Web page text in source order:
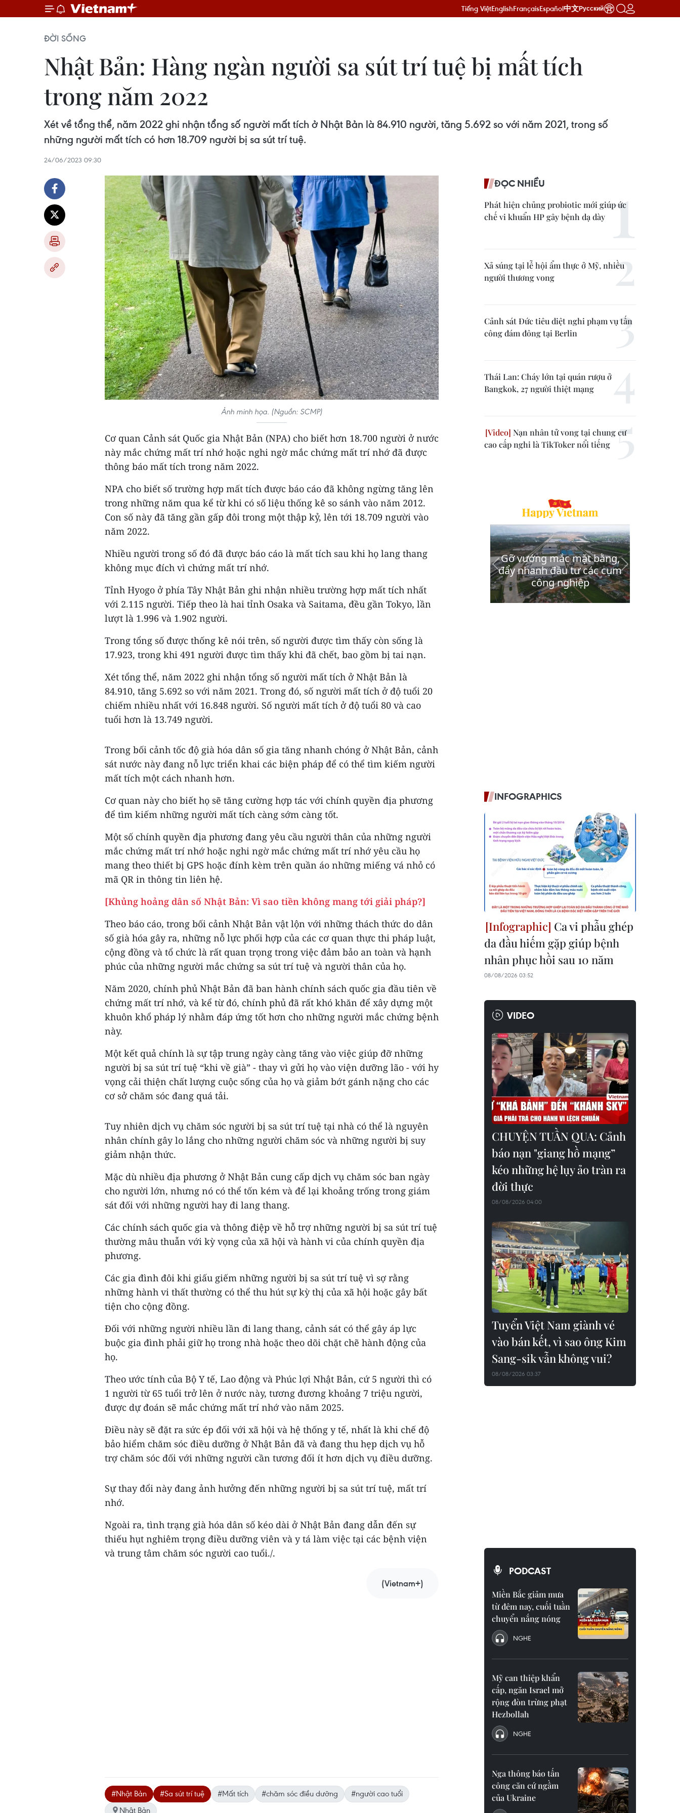
Tiếng ViệtEnglishFrançaisEspañol中文Русский
ĐỜI SỐNG
Nhật Bản: Hàng ngàn người sa sút trí tuệ bị mất tích
trong năm 2022
Xét về tổng thể, năm 2022 ghi nhận tổng số người mất tích ở Nhật Bản là 84.910 người, tăng 5.692 so với năm 2021, trong số
những người mất tích có hơn 18.709 người bị sa sút trí tuệ.
24/06/2023 09:30
Ảnh minh họa. (Nguồn: SCMP)
Cơ quan Cảnh sát Quốc gia Nhật Bản (NPA) cho biết hơn 18.700 người ở nước
này mắc chứng mất trí nhớ hoặc nghi ngờ mắc chứng mất trí nhớ đã được
thông báo mất tích trong năm 2022.
NPA cho biết số trường hợp mất tích được báo cáo đã không ngừng tăng lên
trong những năm qua kể từ khi có số liệu thống kê so sánh vào năm 2012.
Con số này đã tăng gần gấp đôi trong một thập kỷ, lên tới 18.709 người vào
năm 2022.
Nhiều người trong số đó đã được báo cáo là mất tích sau khi họ lang thang
không mục đích vì chứng mất trí nhớ.
Tỉnh Hyogo ở phía Tây Nhật Bản ghi nhận nhiều trường hợp mất tích nhất
với 2.115 người. Tiếp theo là hai tỉnh Osaka và Saitama, đều gần Tokyo, lần
lượt là 1.996 và 1.902 người.
Trong tổng số được thống kê nói trên, số người được tìm thấy còn sống là
17.923, trong khi 491 người được tìm thấy khi đã chết, bao gồm bị tai nạn.
Xét tổng thể, năm 2022 ghi nhận tổng số người mất tích ở Nhật Bản là
84.910, tăng 5.692 so với năm 2021. Trong đó, số người mất tích ở độ tuổi 20
chiếm nhiều nhất với 16.848 người. Số người mất tích ở độ tuổi 80 và cao
tuổi hơn là 13.749 người.
Trong bối cảnh tốc độ già hóa dân số gia tăng nhanh chóng ở Nhật Bản, cảnh
sát nước này đang nỗ lực triển khai các biện pháp để có thể tìm kiếm người
mất tích một cách nhanh hơn.
Cơ quan này cho biết họ sẽ tăng cường hợp tác với chính quyền địa phương
để tìm kiếm những người mất tích càng sớm càng tốt.
Một số chính quyền địa phương đang yêu cầu người thân của những người
mắc chứng mất trí nhớ hoặc nghi ngờ mắc chứng mất trí nhớ yêu cầu họ
mang theo thiết bị GPS hoặc đính kèm trên quần áo những miếng vá nhỏ có
mã QR in thông tin liên hệ.
[Khủng hoảng dân số Nhật Bản: Vì sao tiền không mang tới giải pháp?]
Theo báo cáo, trong bối cảnh Nhật Bản vật lộn với những thách thức do dân
số già hóa gây ra, những nỗ lực phối hợp của các cơ quan thực thi pháp luật,
cộng đồng và tổ chức là rất quan trọng trong việc đảm bảo an toàn và hạnh
phúc của những người mắc chứng sa sút trí tuệ và người thân của họ.
Năm 2020, chính phủ Nhật Bản đã ban hành chính sách quốc gia đầu tiên về
chứng mất trí nhớ, và kể từ đó, chính phủ đã rất khó khăn để xây dựng một
khuôn khổ pháp lý nhằm đáp ứng tốt hơn cho những người mắc chứng bệnh
này.
Một kết quả chính là sự tập trung ngày càng tăng vào việc giúp đỡ những
người bị sa sút trí tuệ “khi về già” - thay vì gửi họ vào viện dưỡng lão - với hy
vọng cải thiện chất lượng cuộc sống của họ và giảm bớt gánh nặng cho các
cơ sở chăm sóc đang quá tải.
Tuy nhiên dịch vụ chăm sóc người bị sa sút trí tuệ tại nhà có thể là nguyên
nhân chính gây lo lắng cho những người chăm sóc và những người bị suy
giảm nhận thức.
Mặc dù nhiều địa phương ở Nhật Bản cung cấp dịch vụ chăm sóc ban ngày
cho người lớn, nhưng nó có thể tốn kém và để lại khoảng trống trong giám
sát đối với những người hay đi lang thang.
Các chính sách quốc gia và thông điệp về hỗ trợ những người bị sa sút trí tuệ
thường mâu thuẫn với kỳ vọng của xã hội và hành vi của chính quyền địa
phương.
Các gia đình đôi khi giấu giếm những người bị sa sút trí tuệ vì sợ rằng
những hành vi thất thường có thể thu hút sự kỳ thị của xã hội hoặc gây bất
tiện cho cộng đồng.
Đối với những người nhiều lần đi lang thang, cảnh sát có thể gây áp lực
buộc gia đình phải giữ họ trong nhà hoặc theo dõi chặt chẽ hành động của
họ.
Theo ước tính của Bộ Y tế, Lao động và Phúc lợi Nhật Bản, cứ 5 người thì có
1 người từ 65 tuổi trở lên ở nước này, tương đương khoảng 7 triệu người,
được dự đoán sẽ mắc chứng mất trí nhớ vào năm 2025.
Điều này sẽ đặt ra sức ép đối với xã hội và hệ thống y tế, nhất là khi chế độ
bảo hiểm chăm sóc điều dưỡng ở Nhật Bản đã và đang thu hẹp dịch vụ hỗ
trợ chăm sóc đối với những người cần tương đối ít hơn dịch vụ điều dưỡng.
Sự thay đổi này đang ảnh hưởng đến những người bị sa sút trí tuệ, mất trí
nhớ.
Ngoài ra, tình trạng già hóa dân số kéo dài ở Nhật Bản đang dẫn đến sự
thiếu hụt nghiêm trọng điều dưỡng viên và y tá làm việc tại các bệnh viện
và trung tâm chăm sóc người cao tuổi./.
(Vietnam+)
#Nhật Bản #Sa sút trí tuệ #Mất tích #chăm sóc điều dưỡng
#người cao tuổi
Nhật Bản
ĐỌC NHIỀU
Phát hiện chủng probiotic mới giúp ức
chế vi khuẩn HP gây bệnh dạ dày
Xả súng tại lễ hội ẩm thực ở Mỹ, nhiều
người thương vong
Cảnh sát Đức tiêu diệt nghi phạm vụ tấn
công đám đông tại Berlin
Thái Lan: Cháy lớn tại quán rượu ở
Bangkok, 27 người thiệt mạng
Nạn nhân tử vong tại chung cư
cao cấp nghi là TikToker nổi tiếng
INFOGRAPHICS
Ca vi phẫu ghép
da đầu hiếm gặp giúp bệnh
nhân phục hồi sau 10 năm
08/08/2026 03:52
VIDEO
CHUYỆN TUẦN QUA: Cảnh
báo nạn "giang hồ mạng”
kéo những hệ lụy ảo tràn ra
đời thực
08/08/2026 04:00
Tuyển Việt Nam giành vé
vào bán kết, vì sao ông Kim
Sang-sik vẫn không vui?
08/08/2026 03:37
PODCAST
Miền Bắc giảm mưa
từ đêm nay, cuối tuần
chuyển nắng nóng
NGHE
Mỹ can thiệp khẩn
cấp, ngăn Israel mở
rộng đòn trừng phạt
Hezbollah
NGHE
Nga thông báo tấn
công căn cứ ngầm
của Ukraine